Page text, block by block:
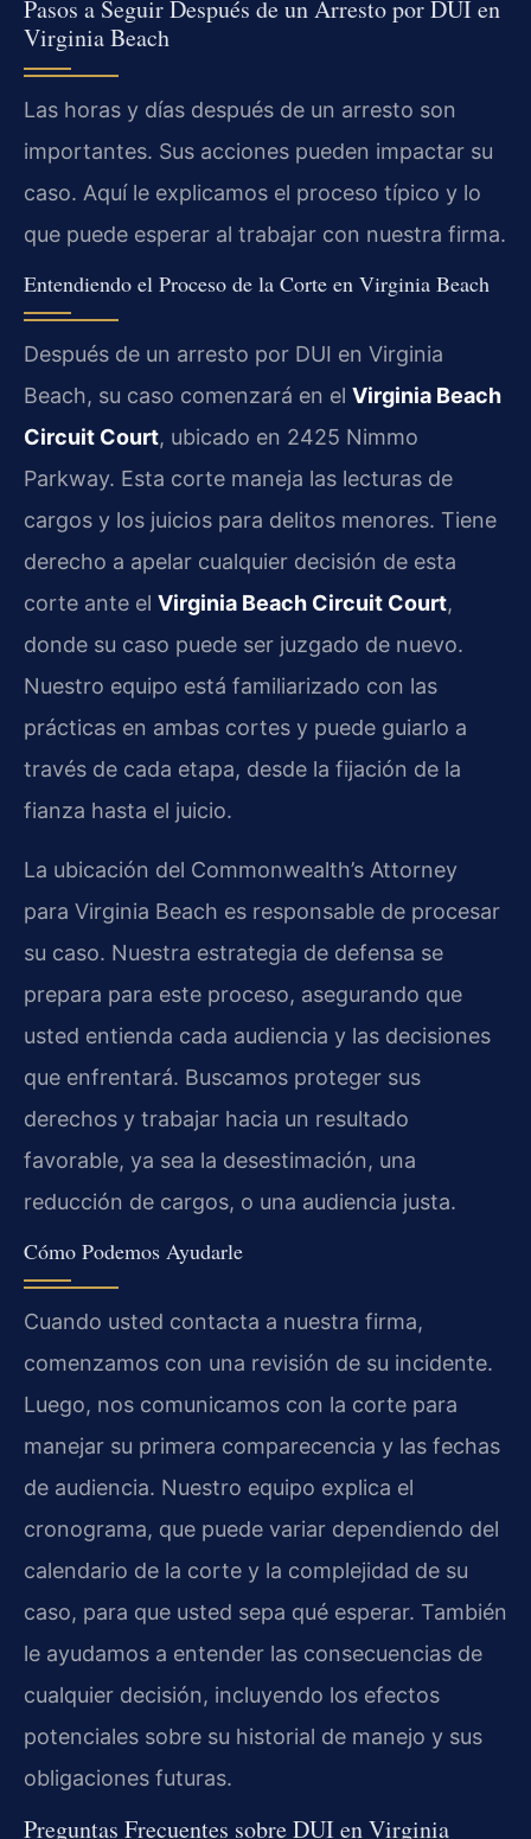
Pasos a Seguir Después de un Arresto por DUI en
Virginia Beach
Las horas y días después de un arresto son
importantes. Sus acciones pueden impactar su
caso. Aquí le explicamos el proceso típico y lo
que puede esperar al trabajar con nuestra firma.
Entendiendo el Proceso de la Corte en Virginia Beach
Después de un arresto por DUI en Virginia
Beach, su caso comenzará en el Virginia Beach
Circuit Court, ubicado en 2425 Nimmo
Parkway. Esta corte maneja las lecturas de
cargos y los juicios para delitos menores. Tiene
derecho a apelar cualquier decisión de esta
corte ante el Virginia Beach Circuit Court,
donde su caso puede ser juzgado de nuevo.
Nuestro equipo está familiarizado con las
prácticas en ambas cortes y puede guiarlo a
través de cada etapa, desde la fijación de la
fianza hasta el juicio.
La ubicación del Commonwealth’s Attorney
para Virginia Beach es responsable de procesar
su caso. Nuestra estrategia de defensa se
prepara para este proceso, asegurando que
usted entienda cada audiencia y las decisiones
que enfrentará. Buscamos proteger sus
derechos y trabajar hacia un resultado
favorable, ya sea la desestimación, una
reducción de cargos, o una audiencia justa.
Cómo Podemos Ayudarle
Cuando usted contacta a nuestra firma,
comenzamos con una revisión de su incidente.
Luego, nos comunicamos con la corte para
manejar su primera comparecencia y las fechas
de audiencia. Nuestro equipo explica el
cronograma, que puede variar dependiendo del
calendario de la corte y la complejidad de su
caso, para que usted sepa qué esperar. También
le ayudamos a entender las consecuencias de
cualquier decisión, incluyendo los efectos
potenciales sobre su historial de manejo y sus
obligaciones futuras.
Preguntas Frecuentes sobre DUI en Virginia